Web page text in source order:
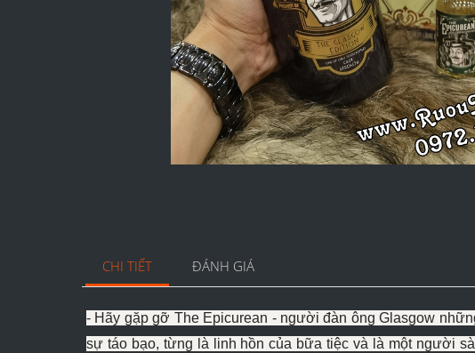
CHI TIẾT ĐÁNH GIÁ
- Hãy gặp gỡ The Epicurean - người đàn ông Glasgow
sự táo bạo, từng là linh hồn của bữa tiệc và là một người